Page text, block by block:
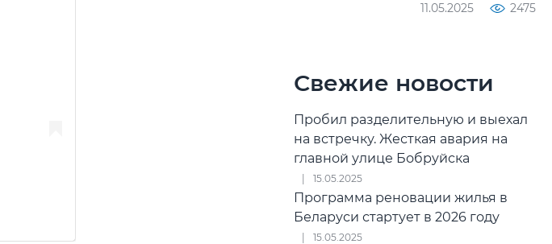
11.05.2025 2475
Свежие новости
Пробил разделительную и выехал
на встречку. Жесткая авария на
главной улице Бобруйска
15.05.2025
Программа реновации жилья в
Беларуси стартует в 2026 году
15.05.2025